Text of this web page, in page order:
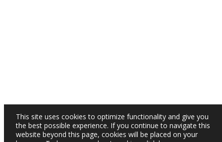
This site uses cookies to optimize functionality and give you
the best possible experience. If you continue to navigate this
website beyond this page, cookies will be placed on your